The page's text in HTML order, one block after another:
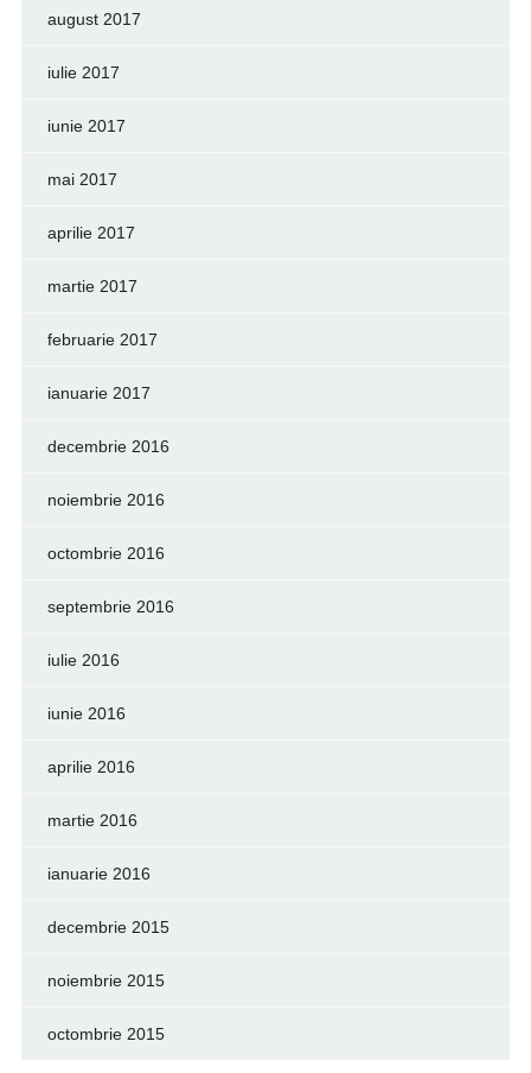
august 2017
iulie 2017
iunie 2017
mai 2017
aprilie 2017
martie 2017
februarie 2017
ianuarie 2017
decembrie 2016
noiembrie 2016
octombrie 2016
septembrie 2016
iulie 2016
iunie 2016
aprilie 2016
martie 2016
ianuarie 2016
decembrie 2015
noiembrie 2015
octombrie 2015